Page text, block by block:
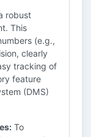
robust
This
(e.g.,
clearly
tracking of
feature
(DMS)
To